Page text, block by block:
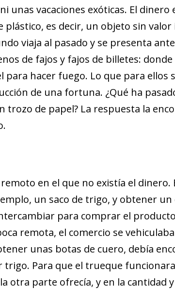
unas vacaciones exóticas. El dinero
es decir, un objeto sin
viaja al pasado y se presenta
de fajos y fajos de billetes:
para hacer fuego. Lo que para ellos
de una fortuna. ¿Qué ha
trozo de papel? La respuesta la
en el que no existía el dinero.
un saco de trigo, y obtener
para comprar el
remota, el comercio se
unas botas de cuero, debía
Para que el trueque
otra parte ofrecía, y en la cantidad